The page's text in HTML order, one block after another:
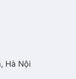
Hà Nội